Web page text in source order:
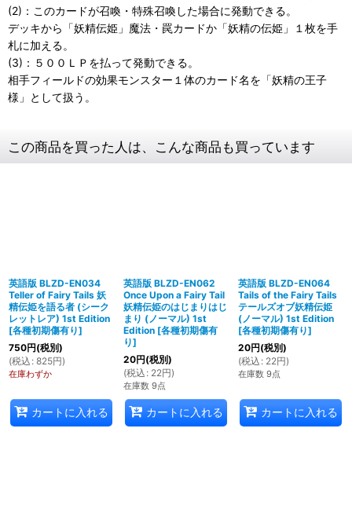
(2)：このカードが召喚・特殊召喚した場合に発動できる。
デッキから「妖精伝姫」魔法・罠カードか「妖精の伝姫」１枚を手
札に加える。
(3)：５００ＬＰを払って発動できる。
相手フィールドの効果モンスター１体のカード名を「妖精の王子
様」として扱う。
この商品を買った人は、こんな商品も買っています
英語版 BLZD-EN034
Teller of Fairy Tails 妖
精伝姫を語る者 (シーク
レットレア) 1st Edition
[各種初期傷有り]
750円(税別)
(税込 : 825円)
在庫わずか
カートに入れる
英語版 BLZD-EN062
Once Upon a Fairy Tail
妖精伝姫のはじまりはじ
まり (ノーマル) 1st
Edition [各種初期傷有
り]
20円(税別)
(税込 : 22円)
在庫数 9点
カートに入れる
英語版 BLZD-EN064
Tails of the Fairy Tails
テールズオブ妖精伝姫
(ノーマル) 1st Edition
[各種初期傷有り]
20円(税別)
(税込 : 22円)
在庫数 9点
カートに入れる